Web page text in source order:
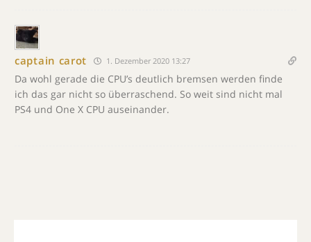
captain carot 1. Dezember 2020 13:27
Da wohl gerade die CPU’s deutlich bremsen werden finde
ich das gar nicht so überraschend. So weit sind nicht mal
PS4 und One X CPU auseinander.